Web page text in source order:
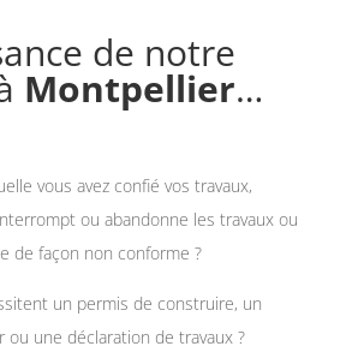
de notre
Montpellier…
vous avez confié vos travaux,
ou abandonne les travaux ou
de façon non conforme ?
un permis de construire, un
ou une déclaration de travaux ?